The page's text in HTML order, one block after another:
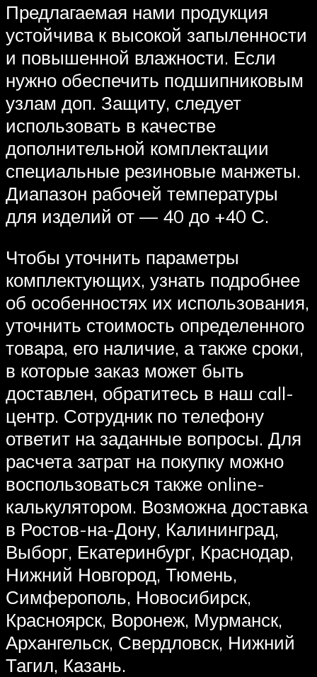
Предлагаемая нами продукция
устойчива к высокой запыленности
и повышенной влажности. Если
нужно обеспечить подшипниковым
узлам доп. Защиту, следует
использовать в качестве
дополнительной комплектации
специальные резиновые манжеты.
Диапазон рабочей температуры
для изделий от — 40 до +40 С.
Чтобы уточнить параметры
комплектующих, узнать подробнее
об особенностях их использования,
уточнить стоимость определенного
товара, его наличие, а также сроки,
в которые заказ может быть
доставлен, обратитесь в наш call-
центр. Сотрудник по телефону
ответит на заданные вопросы. Для
расчета затрат на покупку можно
воспользоваться также online-
калькулятором. Возможна доставка
в Ростов-на-Дону, Калининград,
Выборг, Екатеринбург, Краснодар,
Нижний Новгород, Тюмень,
Симферополь, Новосибирск,
Красноярск, Воронеж, Мурманск,
Архангельск, Свердловск, Нижний
Тагил, Казань.